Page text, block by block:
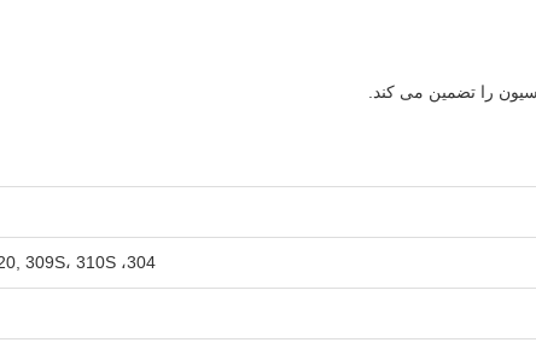
را تضمین می کند.
304، 304L، 201، 316، 316L، 321، 430, 410, 420, 309S، 310S